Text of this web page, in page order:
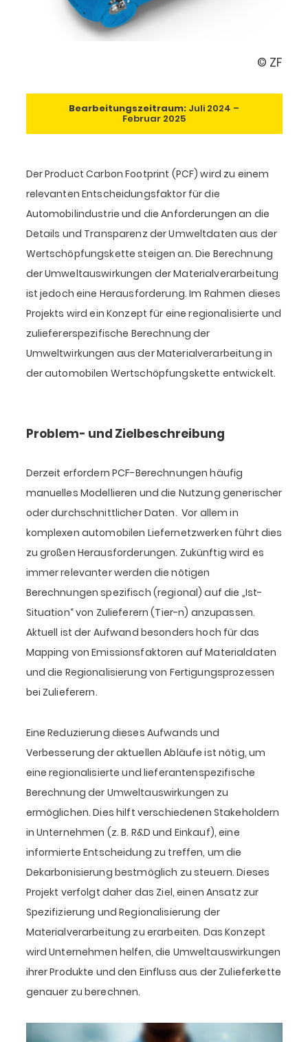
© ZF
Bearbeitungszeitraum: Juli 2024 –
Februar 2025
Der Product Carbon Footprint (PCF) wird zu einem
relevanten Entscheidungsfaktor für die
Automobilindustrie und die Anforderungen an die
Details und Transparenz der Umweltdaten aus der
Wertschöpfungskette steigen an. Die Berechnung
der Umweltauswirkungen der Materialverarbeitung
ist jedoch eine Herausforderung. Im Rahmen dieses
Projekts wird ein Konzept für eine regionalisierte und
zuliefererspezifische Berechnung der
Umweltwirkungen aus der Materialverarbeitung in
der automobilen Wertschöpfungskette entwickelt.
Problem- und Zielbeschreibung
Derzeit erfordern PCF-Berechnungen häufig
manuelles Modellieren und die Nutzung generischer
oder durchschnittlicher Daten. Vor allem in
komplexen automobilen Liefernetzwerken führt dies
zu großen Herausforderungen. Zukünftig wird es
immer relevanter werden die nötigen
Berechnungen spezifisch (regional) auf die „Ist-
Situation“ von Zulieferern (Tier-n) anzupassen.
Aktuell ist der Aufwand besonders hoch für das
Mapping von Emissionsfaktoren auf Materialdaten
und die Regionalisierung von Fertigungsprozessen
bei Zulieferern.
Eine Reduzierung dieses Aufwands und
Verbesserung der aktuellen Abläufe ist nötig, um
eine regionalisierte und lieferantenspezifische
Berechnung der Umweltauswirkungen zu
ermöglichen. Dies hilft verschiedenen Stakeholdern
in Unternehmen (z. B. R&D und Einkauf), eine
informierte Entscheidung zu treffen, um die
Dekarbonisierung bestmöglich zu steuern. Dieses
Projekt verfolgt daher das Ziel, einen Ansatz zur
Spezifizierung und Regionalisierung der
Materialverarbeitung zu erarbeiten. Das Konzept
wird Unternehmen helfen, die Umweltauswirkungen
ihrer Produkte und den Einfluss aus der Zulieferkette
genauer zu berechnen.